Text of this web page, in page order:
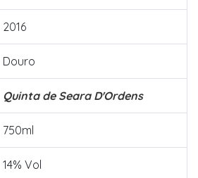
2016
Douro
Quinta de Seara D'Ordens
750ml
14% Vol